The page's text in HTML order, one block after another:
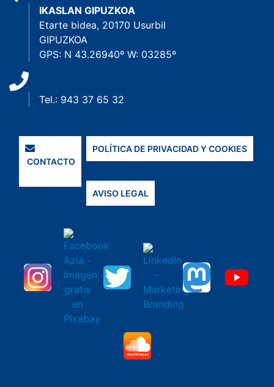
IKASLAN GIPUZKOA
Etarte bidea, 20170 Usurbil
GIPUZKOA
GPS: N 43.26940º W: 03285º
Tel.: 943 37 65 32
CONTACTO
POLÍTICA DE PRIVACIDAD Y COOKIES
AVISO LEGAL